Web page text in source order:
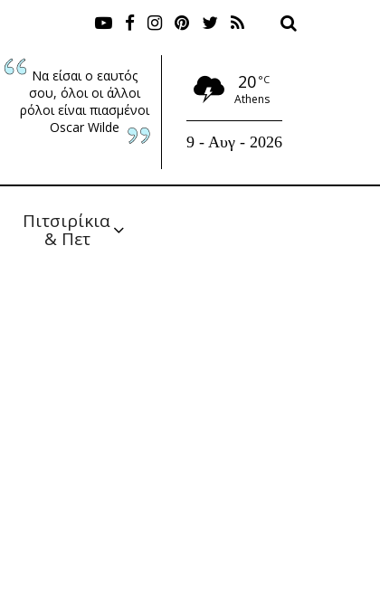
Να είσαι ο εαυτός
σου, όλοι οι άλλοι
ρόλοι είναι πιασμένοι
Oscar Wilde
20 °C
Athens
9 - Αυγ - 2026
Πιτσιρίκια
& Πετ